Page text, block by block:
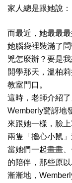
家人總是跟她說
而最近，她最最
她腦袋裡裝滿了
兇怎麼辦？要是
開學那天，溫柏
教室門口。
這時，老師介紹
Wemberly驚訝地
來跟她一樣，臉上
兩隻「擔心小鼠
當她們一起畫畫、
的陪伴，那些原
漸漸地，